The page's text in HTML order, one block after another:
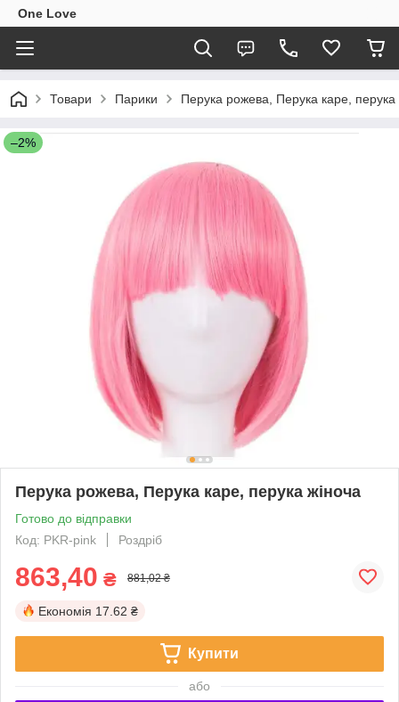
One Love
Товари Парики Перука рожева, Перука каре, перука
–2%
Перука рожева, Перука каре, перука жіноча
Готово до відправки
Код: PKR-pink
Роздріб
863,40 ₴ 881,02 ₴
Економія 17.62 ₴
Купити
або